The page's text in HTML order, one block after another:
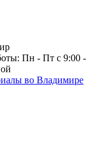
Пн - Пт с 9:00 -
во Владимире